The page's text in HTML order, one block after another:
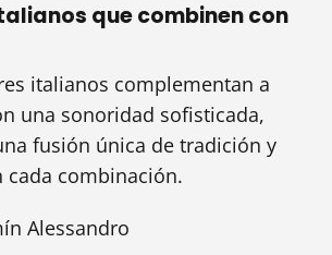
que combinen con
italianos complementan a
una sonoridad sofisticada,
fusión única de tradición y
cada combinación.
Alessandro